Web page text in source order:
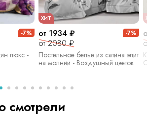
-7%
люкс -
ХИТ
от 1934 ₽
от 2080 ₽
-7%
Постельное белье из сатина элит
на молнии - Воздушный цветок
смотрели